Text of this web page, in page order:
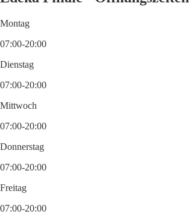
Montag
07:00-20:00
Dienstag
07:00-20:00
Mittwoch
07:00-20:00
Donnerstag
07:00-20:00
Freitag
07:00-20:00